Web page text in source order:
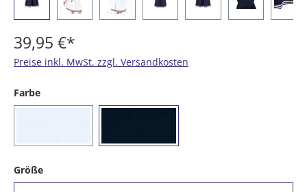
39,95 €*
Preise inkl. MwSt. zzgl. Versandkosten
Farbeauswählen
Größeauswählen